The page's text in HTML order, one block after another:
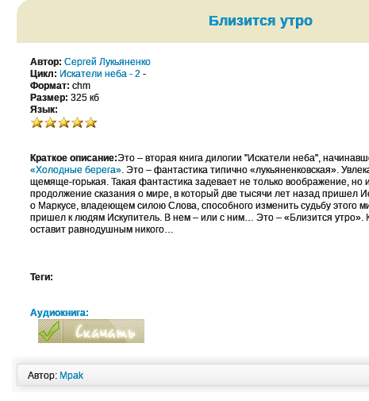
Близится утро
Автор: Сергей Лукьяненко
Цикл: Искатели неба - 2 -
Формат: chm
Размер: 325 кб
Язык:
Краткое описание:Это – вторая книга дилогии "Искатели неба",
«Холодные берега». Это – фантастика типично «лукьяненковская».
щемяще-горькая. Такая фантастика задевает не только воображение,
продолжение сказания о мире, в который две тысячи лет назад пришел
о Маркусе, владеющем силою Слова, способного изменить судьбу этого
пришел к людям Искупитель. В нем – или с ним… Это – «Близится утро».
оставит равнодушным никого…
Теги:
Аудиокнига:
Автор: Mpak